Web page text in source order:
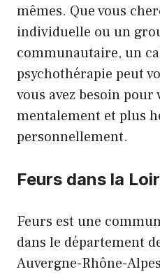
mêmes. Que vous
individuelle ou un
communautaire, un
psychothérapie peut
vous avez besoin
mentalement et plus
personnellement.
Feurs dans la
Feurs est une
dans le département
Auvergne-Rhône-